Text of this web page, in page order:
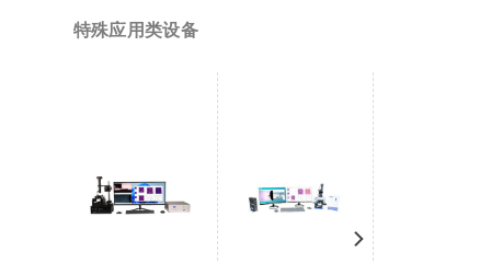
特殊应用类设备